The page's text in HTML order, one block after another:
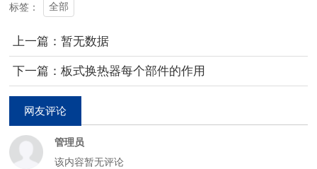
标签： 全部
上一篇：暂无数据
下一篇：板式换热器每个部件的作用
网友评论
管理员
该内容暂无评论